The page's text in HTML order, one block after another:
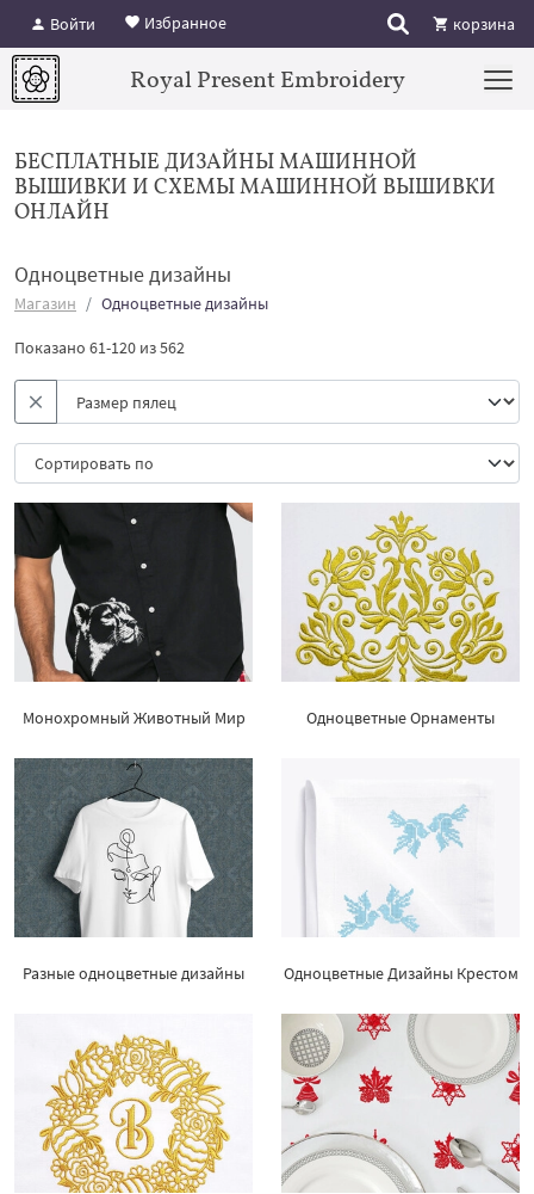
Войти Избранное корзина
Royal Present Embroidery
БЕСПЛАТНЫЕ ДИЗАЙНЫ МАШИННОЙ
ВЫШИВКИ И СХЕМЫ МАШИННОЙ ВЫШИВКИ
ОНЛАЙН
Одноцветные дизайны
Магазин Одноцветные дизайны
Показано 61-120 из 562
Монохромный Животный Мир Одноцветные Орнаменты
Разные одноцветные дизайны Одноцветные Дизайны Крестом